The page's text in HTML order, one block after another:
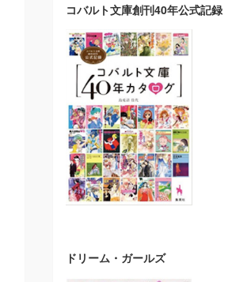
コバルト文庫創刊40年公式記録
ドリーム・ガールズ